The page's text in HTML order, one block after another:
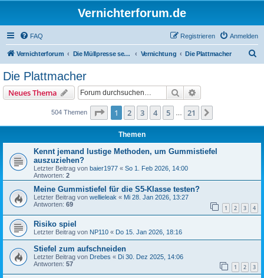
Vernichterforum.de
FAQ Anmelden
Registrieren
Vernichterforum Die Müllpresse sei mit Dir... Vernichtung Die Plattmacher
Die Plattmacher
Neues Thema Suche
504 Themen Seite 1von 21
1 2 3 4 5 21
Themen
Kennt jemand lustige Methoden, um Gummistiefel
auszuziehen?
Letzter Beitrag von baier1977 « So 1. Feb 2026, 14:00
Antworten: 2
Meine Gummistiefel für die S5-Klasse testen?
Letzter Beitrag von wellieleak « Mi 28. Jan 2026, 13:27
Antworten: 69 1 2 3 4
Risiko spiel
Letzter Beitrag von NP110 « Do 15. Jan 2026, 18:16
Stiefel zum aufschneiden
Letzter Beitrag von Drebes « Di 30. Dez 2025, 14:06
Antworten: 57 1 2 3